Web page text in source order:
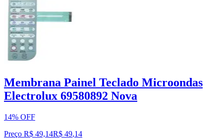
Membrana Painel Teclado Microondas
Electrolux 69580892 Nova
14% OFF
Preço R$ 49,14R$ 49,14